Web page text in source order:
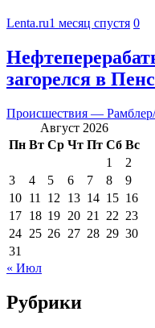
Lenta.ru1 месяц спустя 0
загорелся в
Происшествия —
Август 2026
Пн Вт Ср Чт Пт Сб Вс
1
2
3
4 5 6 7 8
9
10 11 12 13 14 15 16
17 18 19 20 21 22 23
24 25 26 27 28 29 30
31
« Июл
Рубрики